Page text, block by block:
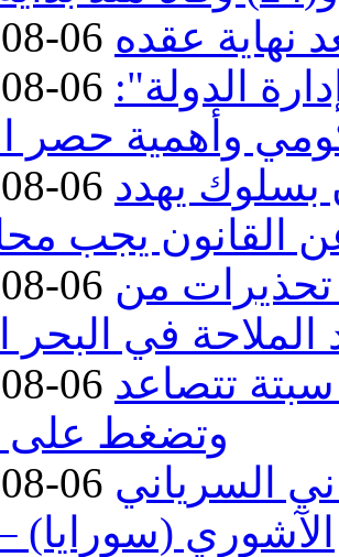
06 نهاية عقده
06 الدولة":
وأهمية حصر
06 بسلوك يهدد
القانون يجب
06 من
الملاحة في البحر
06 تتصاعد
وتضغط على
06 السرياني
الآشوري (سورايا) – 7